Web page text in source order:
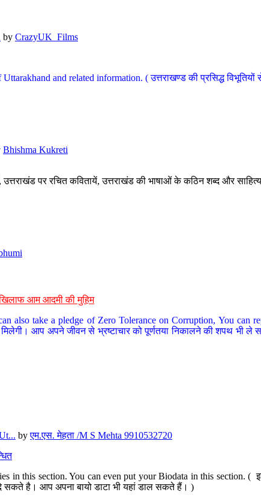
by CrazyUK_Films
and related information. ( उत्तराखण्ड की प्रसिद्ध विभूतियों
Bhishma Kukreti
पर रचित कवितायें, उत्तराखंड की भाषाओं के कठिन शब्द और
आम आदमी की मुहिम
also take a pledge of Zero Tolerance on Corruption, You can
आप अपने जीवन से भ्रष्टाचार को पूर्णतया निकालने की शपथ भी ले
byएम.एस. मेहता /M S Mehta 9910532720
in this section. You can even put your Biodata in this section. (
सकते है। आप अपना बायो डाटा भी यहां डाल सकते हैं। )